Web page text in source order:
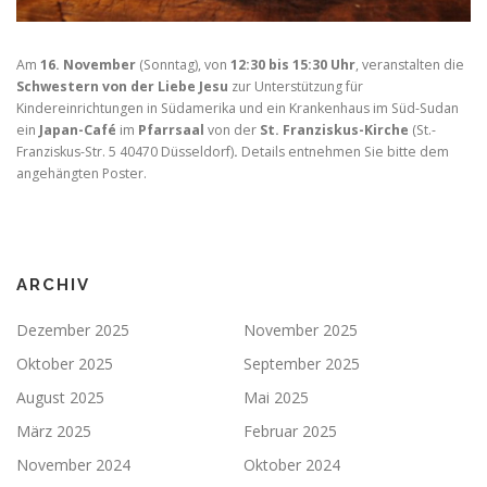
Am 16. November (Sonntag), von 12:30 bis 15:30 Uhr, veranstalten die
Schwestern von der Liebe Jesu zur Unterstützung für
Kindereinrichtungen in Südamerika und ein Krankenhaus im Süd-Sudan
ein Japan-Café im Pfarrsaal von der St. Franziskus-Kirche (St.-
Franziskus-Str. 5 40470 Düsseldorf). Details entnehmen Sie bitte dem
angehängten Poster.
ARCHIV
Dezember 2025
November 2025
Oktober 2025
September 2025
August 2025
Mai 2025
März 2025
Februar 2025
November 2024
Oktober 2024